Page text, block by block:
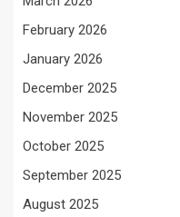
February 2026
January 2026
December 2025
November 2025
October 2025
September 2025
August 2025